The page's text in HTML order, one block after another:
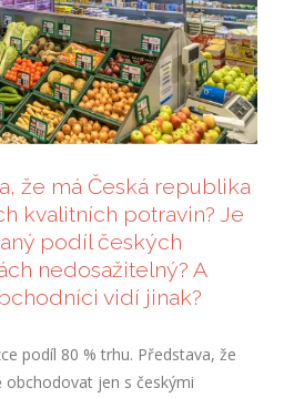
že má Česká republika
kvalitních potravin? Je
podíl českých
nedosažitelný? A
vidí jinak?
podíl 80 % trhu. Představa, že
jen s českými